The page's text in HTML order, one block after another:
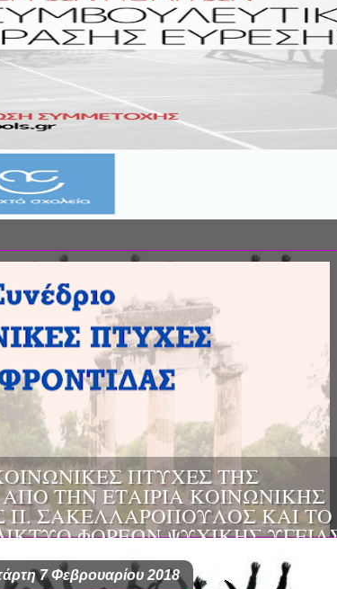
& ΔΙΛΗΜΜΑΤΑ
ΚΑΘΗΜΕΡΙΝΑ O
ΤΗΝ ΕΤΑΙΡΕΙΑ
ΕΛΛΑΔΟΣ ΚΑΙ
ΠΑΘΟΛΟΓΙΚΕΣ
7 Φεβρουαρίου 2018